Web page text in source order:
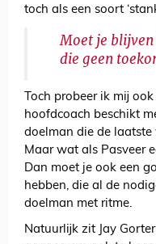
toch als een soort
Moet je
die geen
Toch probeer ik mij
hoofdcoach beschikt
doelman die de
Maar wat als Pasveer
Dan moet je ook een
hebben, die al de
doelman met ritme.
Natuurlijk zit Jay